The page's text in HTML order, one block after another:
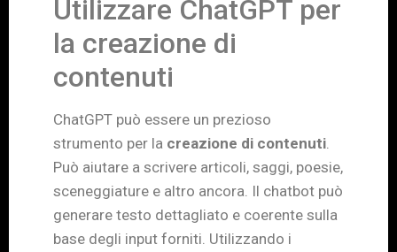
Utilizzare ChatGPT per
la creazione di
contenuti
ChatGPT può essere un prezioso
strumento per la creazione di contenuti
Può aiutare a scrivere articoli, saggi, poesie,
sceneggiature e altro ancora. Il chatbot può
generare testo dettagliato e coerente sulla
base degli input forniti. Utilizzando i